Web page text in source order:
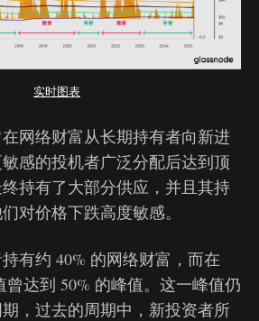
实时图表
网络财富从长期持有者向新进
感的投机者广泛分配后达到顶
持有了大部分供应，并且其持
对价格下跌高度敏感。
有约 40% 的网络财富，而在
曾达到 50% 的峰值。这一峰值仍
，过去的周期中，新投资者所